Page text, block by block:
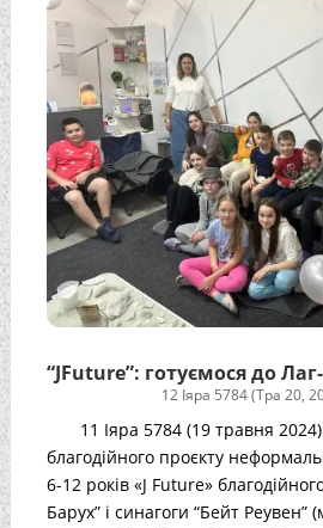
“JFuture”: готуємося до
12 Іяра 5784 (Тра 20,
11 Іяра 5784 (19 травня
благодійного проєкту
6-12 років «J Future»
Барух” і синагоги “Бейт Реувен”